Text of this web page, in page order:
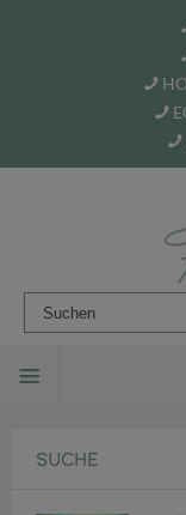
SUCHE